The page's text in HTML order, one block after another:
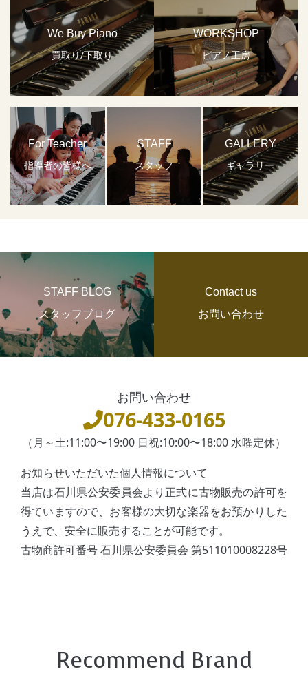
We Buy Piano
買取り/下取り
WORKSHOP
ピアノ工房
For Teacher
指導者の皆様へ
STAFF
スタッフ
GALLERY
ギャラリー
STAFF BLOG
スタッフブログ
Contact us
お問い合わせ
お問い合わせ
076-433-0165
（月～土:11:00〜19:00 日祝:10:00〜18:00 水曜定休）
お知らせいただいた個人情報について
当店は石川県公安委員会より正式に古物販売の許可を
得ていますので、お客様の大切な楽器をお預かりした
うえで、安全に販売することが可能です。
古物商許可番号 石川県公安委員会 第511010008228号
Recommend Brand